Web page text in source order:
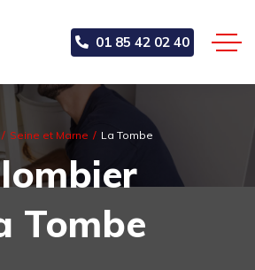
01 85 42 02 40
Seine et Marne La Tombe
Tombe